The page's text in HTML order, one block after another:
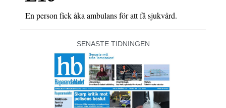
En person fick åka ambulans för att få sjukvård.
SENASTE TIDNINGEN